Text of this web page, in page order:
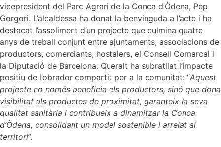
vicepresident del Parc Agrari de la Conca d’Òdena, Pep
Gorgori. L’alcaldessa ha donat la benvinguda a l’acte i ha
destacat l’assoliment d’un projecte que culmina quatre
anys de treball conjunt entre ajuntaments, associacions de
productors, comerciants, hostalers, el Consell Comarcal i
la Diputació de Barcelona. Queralt ha subratllat l’impacte
positiu de l’obrador compartit per a la comunitat: “Aquest
projecte no només beneficia els productors, sinó que dona
visibilitat als productes de proximitat, garanteix la seva
qualitat sanitària i contribueix a dinamitzar la Conca
d’Òdena, consolidant un model sostenible i arrelat al
territori”.